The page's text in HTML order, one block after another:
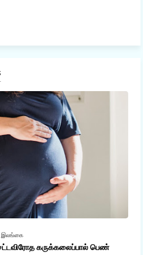
இலங்கை
கருக்கலைப்பால் பெண்